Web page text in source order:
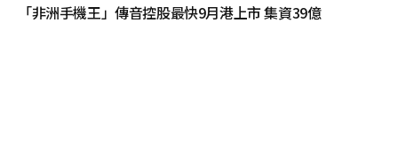
「非洲手機王」傳音控股最快9月港上市 集資39億